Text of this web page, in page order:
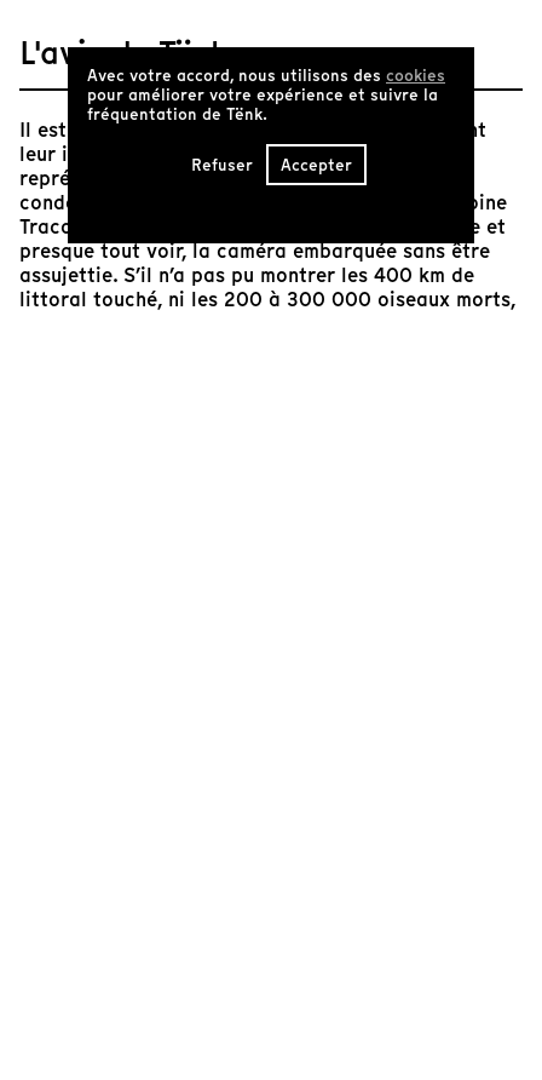
L'avis de Tënk
Il est rare de suivre des personnages qui avouent
leur impuissance, qu’ils soient scientifiques ou
représentants de la société Total Fina qui sera
condamnée définitivement 13 ans plus tard. Antoine
Tracou a su tisser le lien au fil de la catastrophe et
presque tout voir, la caméra embarquée sans être
assujettie. S’il n’a pas pu montrer les 400 km de
littoral touché, ni les 200 à 300 000 oiseaux morts,
Avec votre accord, nous utilisons des cookies
pour améliorer votre expérience et suivre la
fréquentation de Tënk.
Refuser Accepter